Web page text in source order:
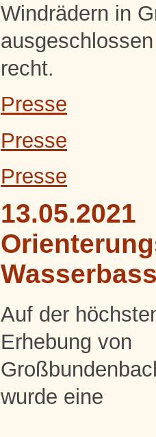
Windrädern in
recht.
Presse
Presse
Presse
13.05.2021
Auf der
Erhebung von
wurde eine